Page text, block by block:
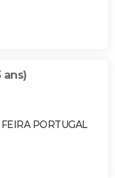
ans)
PORTUGAL